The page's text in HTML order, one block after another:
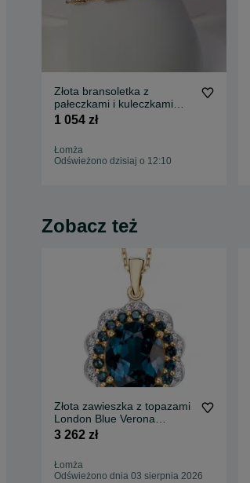
Złota bransoletka z
pałeczkami i kuleczkami
pr.585
1 054 zł
Łomża
Odświeżono dzisiaj o 12:10
Zobacz też
Złota zawieszka z topazami
London Blue Verona
18560T
3 262 zł
Łomża
Odświeżono dnia 03 sierpnia 2026